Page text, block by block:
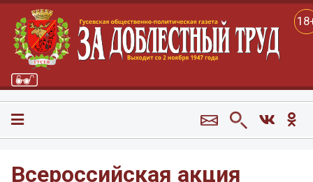
Всероссийская акция